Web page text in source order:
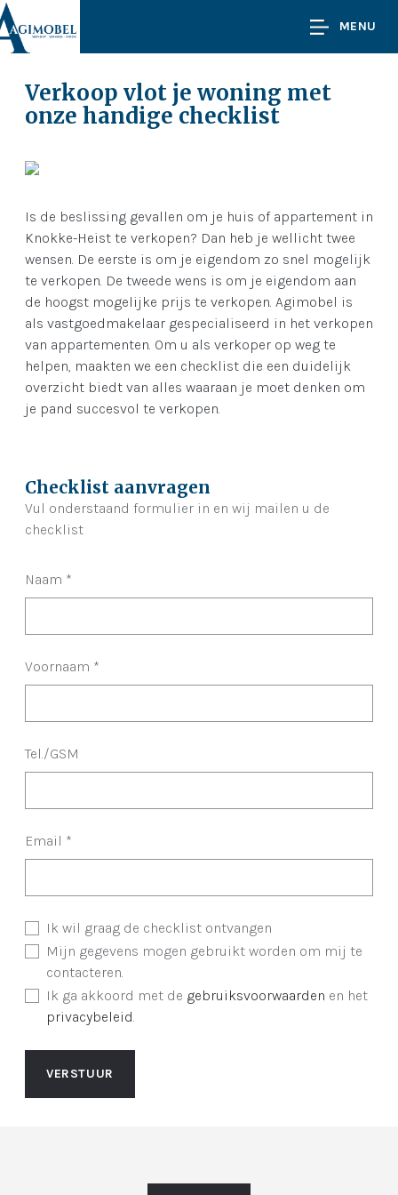
MENU
Verkoop vlot je woning met
onze handige checklist
Is de beslissing gevallen om je huis of appartement in
Knokke-Heist te verkopen? Dan heb je wellicht twee
wensen. De eerste is om je eigendom zo snel mogelijk
te verkopen. De tweede wens is om je eigendom aan
de hoogst mogelijke prijs te verkopen. Agimobel is
als vastgoedmakelaar gespecialiseerd in het verkopen
van appartementen. Om u als verkoper op weg te
helpen, maakten we een checklist die een duidelijk
overzicht biedt van alles waaraan je moet denken om
je pand succesvol te verkopen.
Checklist aanvragen
Vul onderstaand formulier in en wij mailen u de
checklist
Naam *
Voornaam *
Tel./GSM
Email *
Ik wil graag de checklist ontvangen
Mijn gegevens mogen gebruikt worden om mij te
contacteren.
Ik ga akkoord met de gebruiksvoorwaarden en het
privacybeleid.
VERSTUUR